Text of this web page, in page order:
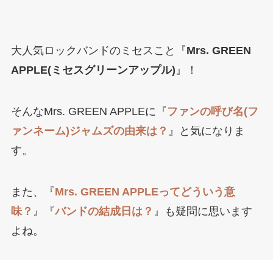
大人気ロックバンドのミセスこと『Mrs. GREEN
APPLE(ミセスグリーンアップル)』！
そんなMrs. GREEN APPLEに『 ファンの呼び名(フ
ァンネーム)ジャムズの由来は？ 』と気になりま
す。
また、『Mrs. GREEN APPLEってどういう意
味？ 』『バンドの結成日は？ 』も疑問に思います
よね。